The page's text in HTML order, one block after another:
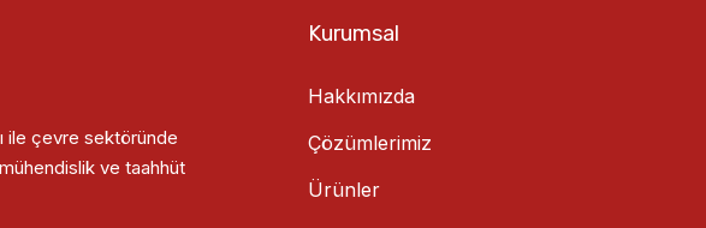
ile çevre sektöründe
ve taahhüt
Kurumsal
Hakkımızda
Çözümlerimiz
Ürünler